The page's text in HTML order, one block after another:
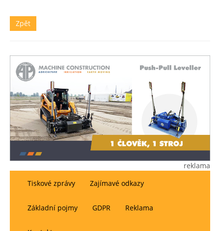
Zpět
reklama
Tiskové zprávy
Zajímavé odkazy
Základní pojmy GDPR Reklama